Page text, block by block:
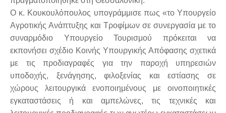
Ο κ. Κουκουλόπουλος υπογράμμισε πως «το Υπουργείο
Αγροτικής Ανάπτυξης και Τροφίμων σε συνεργασία με το
συναρμόδιο Υπουργείο Τουρισμού πρόκειται να
εκπονήσει σχέδιο Κοινής Υπουργικής Απόφασης σχετικά
με τις προδιαγραφές για την παροχή υπηρεσιών
υποδοχής, ξενάγησης, φιλοξενίας και εστίασης σε
χώρους λειτουργικά ενοποιημένους με οινοποιητικές
εγκαταστάσεις ή και αμπελώνες, τις τεχνικές και